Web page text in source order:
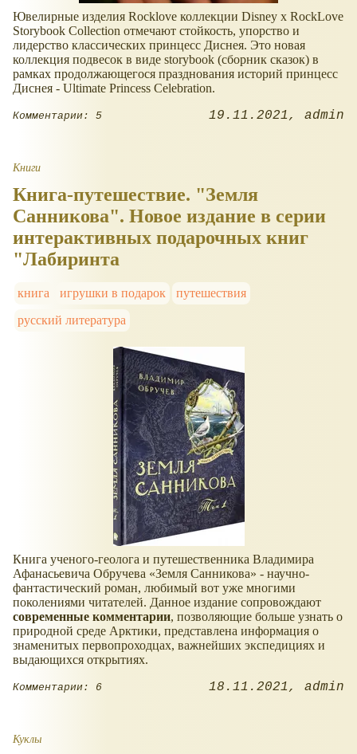
Ювелирные изделия Rocklove коллекции Disney x RockLove
Storybook Collection отмечают стойкость, упорство и
лидерство классических принцесс Диснея. Это новая
коллекция подвесок в виде storybook (сборник сказок) в
рамках продолжающегося празднования историй принцесс
Диснея - Ultimate Princess Celebration.
Комментарии: 5 19.11.2021 admin
Книги
Книга-путешествие. "Земля
Санникова". Новое издание в серии
интерактивных подарочных книг
"Лабиринта
книга игрушки в подарок
путешествия
русский литература
Книга ученого-геолога и путешественника Владимира
Афанасьевича Обручева
Земля Санникова
- научно-
фантастический роман, любимый вот уже многими
поколениями читателей. Данное издание сопровождают
современные комментарии, позволяющие больше узнать о
природной среде Арктики, представлена информация о
знаменитых первопроходцах, важнейших экспедициях и
выдающихся открытиях.
Комментарии: 6 18.11.2021 admin
Куклы